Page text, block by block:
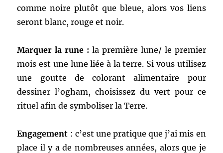
comme noire plutôt que bleue, alors vos liens
seront blanc, rouge et noir.
Marquer la rune : la première lune/ le premier
mois est une lune liée à la terre. Si vous utilisez
une goutte de colorant alimentaire pour
dessiner l’ogham, choisissez du vert pour ce
rituel afin de symboliser la Terre.
Engagement : c’est une pratique que j’ai mis en
place il y a de nombreuses années, alors que je